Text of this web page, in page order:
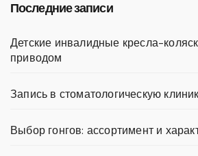
Последние записи
Детские инвалидные кресла-
приводом
Запись в стоматологическую
Выбор гонгов: ассортимент и